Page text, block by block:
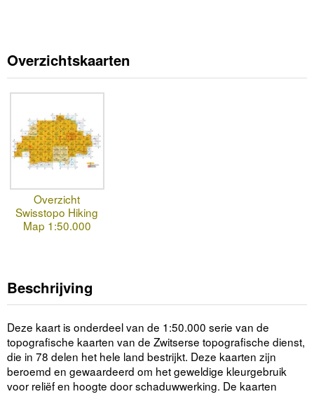
Overzichtskaarten
Overzicht
Swisstopo Hiking
Map 1:50.000
Beschrijving
Deze kaart is onderdeel van de 1:50.000 serie van de
topografische kaarten van de Zwitserse topografische dienst,
die in 78 delen het hele land bestrijkt. Deze kaarten zijn
beroemd en gewaardeerd om het geweldige kleurgebruik
voor reliëf en hoogte door schaduwwerking. De kaarten